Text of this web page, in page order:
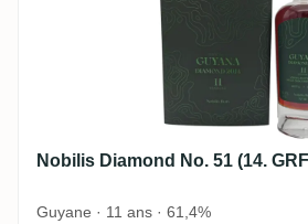
Nobilis Diamond No. 51 (14.
Guyane · 11 ans · 61,4%